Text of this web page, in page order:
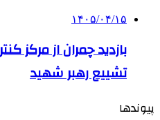
۱۴۰۵/۰۴/۱۵
بازدید چمران از مرکز
تشییع رهبر شهید
پیوندها